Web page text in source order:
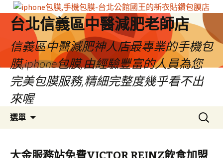
台北信義區中醫減肥老師店
信義區中醫減肥神人店最專業的手機包
膜,iphone包膜,由經驗豐富的人員為您
完美包膜服務,精細完整度幾乎看不出
來喔
選單
容
搜
尋
鍵